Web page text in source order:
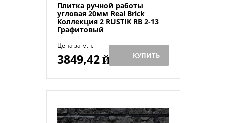
Плитка ручной работы
угловая 20мм Real Brick
Коллекция 2 RUSTIK RB 2-13
Графитовый
Цена за м.п.
3849,42Й КУПИТЬ